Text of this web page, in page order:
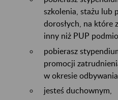
szkolenia, stażu lub
dorosłych, na które
inny niż PUP
pobierasz
promocji
w okresie
jesteś duchownym,